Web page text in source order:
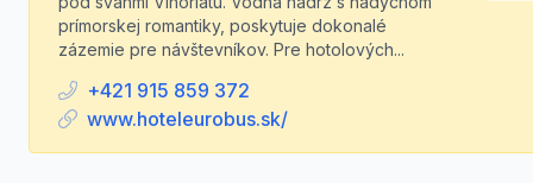
prímorskej romantiky, poskytuje dokonalé
zázemie pre návštevníkov. Pre hotolových...
+421 915 859 372
www.hoteleurobus.sk/